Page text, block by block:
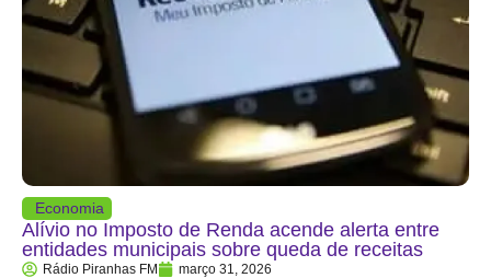
Economia
Alívio no Imposto de Renda acende alerta entre
entidades municipais sobre queda de receitas
Rádio Piranhas FM março 31, 2026